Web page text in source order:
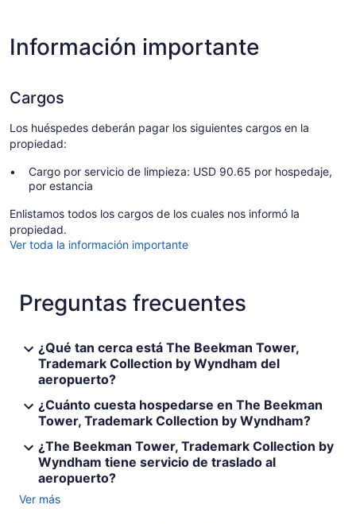
Información importante
Cargos
Los huéspedes deberán pagar los siguientes cargos en la
propiedad:
Cargo por servicio de limpieza: USD 90.65 por hospedaje,
por estancia
Enlistamos todos los cargos de los cuales nos informó la
propiedad.
Ver toda la información importante
Preguntas frecuentes
¿Qué tan cerca está The Beekman Tower,
Trademark Collection by Wyndham del
aeropuerto?
¿Cuánto cuesta hospedarse en The Beekman
Tower, Trademark Collection by Wyndham?
¿The Beekman Tower, Trademark Collection by
Wyndham tiene servicio de traslado al
aeropuerto?
Ver más